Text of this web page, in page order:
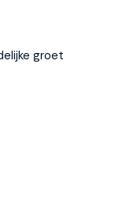
groet